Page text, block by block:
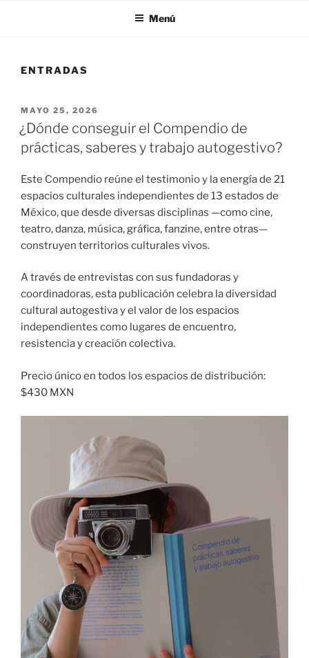
Menú
ENTRADAS
PUBLICADO
EL
MAYO 25, 2026
¿Dónde conseguir el Compendio de
prácticas, saberes y trabajo autogestivo?
Este Compendio reúne el testimonio y la energía de 21
espacios culturales independientes de 13 estados de
México, que desde diversas disciplinas —como cine,
teatro, danza, música, gráfica, fanzine, entre otras—
construyen territorios culturales vivos.
A través de entrevistas con sus fundadoras y
coordinadoras, esta publicación celebra la diversidad
cultural autogestiva y el valor de los espacios
independientes como lugares de encuentro,
resistencia y creación colectiva.
Precio único en todos los espacios de distribución:
$430 MXN